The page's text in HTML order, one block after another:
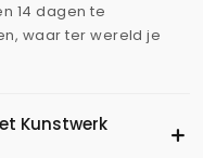
14 dagen te
waar ter wereld je
Kunstwerk